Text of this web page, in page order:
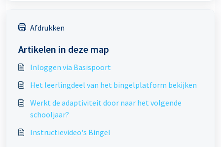
Afdrukken
Artikelen in deze map
Inloggen via Basispoort
Het leerlingdeel van het bingelplatform bekijken
Werkt de adaptiviteit door naar het volgende
schooljaar?
Instructievideo's Bingel